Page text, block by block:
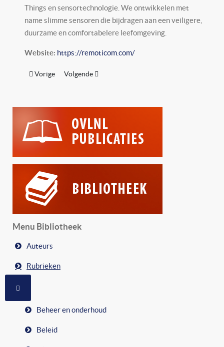
Things en sensortechnologie. We ontwikkelen met
name slimme sensoren die bijdragen aan een veiligere,
duurzame en comfortabelere leefomgeving.
Website: https://remoticom.com/
Vorig artikel: Hartog-Pilkes BV
Vorige Volgende artikel: Axioma
Volgende
Menu Bibliotheek
Auteurs
Rubrieken
Beheer en onderhoud
Beleid